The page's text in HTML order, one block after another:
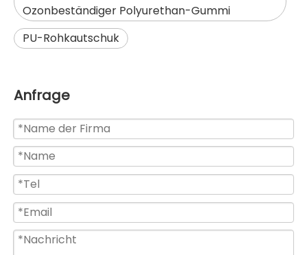
Ozonbeständiger Polyurethan-Gummi
PU-Rohkautschuk
Anfrage